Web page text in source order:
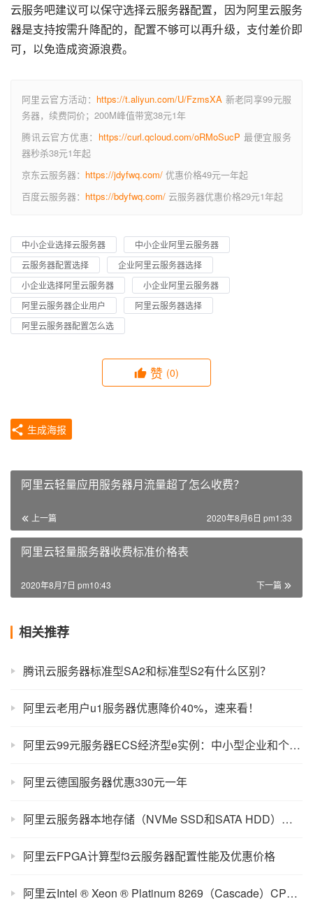
云服务吧建议可以保守选择云服务器配置，因为阿里云服务
器是支持按需升降配的，配置不够可以再升级，支付差价即
可，以免造成资源浪费。
阿里云官方活动： https://t.aliyun.com/U/FzmsXA 新老同享99元服
务器，续费同价；200M峰值带宽38元1年
腾讯云官方优惠： https://curl.qcloud.com/oRMoSucP 最便宜服务
器秒杀38元1年起
京东云服务器： https://jdyfwq.com/ 优惠价格49元一年起
百度云服务器： https://bdyfwq.com/ 云服务器优惠价格29元1年起
中小企业选择云服务器
中小企业阿里云服务器
云服务器配置选择
企业阿里云服务器选择
小企业选择阿里云服务器
小企业阿里云服务器
阿里云服务器企业用户
阿里云服务器选择
阿里云服务器配置怎么选
赞 (0)
生成海报
阿里云轻量应用服务器月流量超了怎么收费？
上一篇 2020年8月6日 pm1:33
阿里云轻量服务器收费标准价格表
下一篇
2020年8月7日 pm10:43
相关推荐
腾讯云服务器标准型SA2和标准型S2有什么区别？
阿里云老用户u1服务器优惠降价40%，速来看！
阿里云99元服务器ECS经济型e实例：中小型企业和个人性价比首选
阿里云德国服务器优惠330元一年
阿里云服务器本地存储（NVMe SSD和SATA HDD）详解及使用场景
阿里云FPGA计算型f3云服务器配置性能及优惠价格
阿里云Intel ® Xeon ® Platinum 8269（Cascade）CPU性能评测